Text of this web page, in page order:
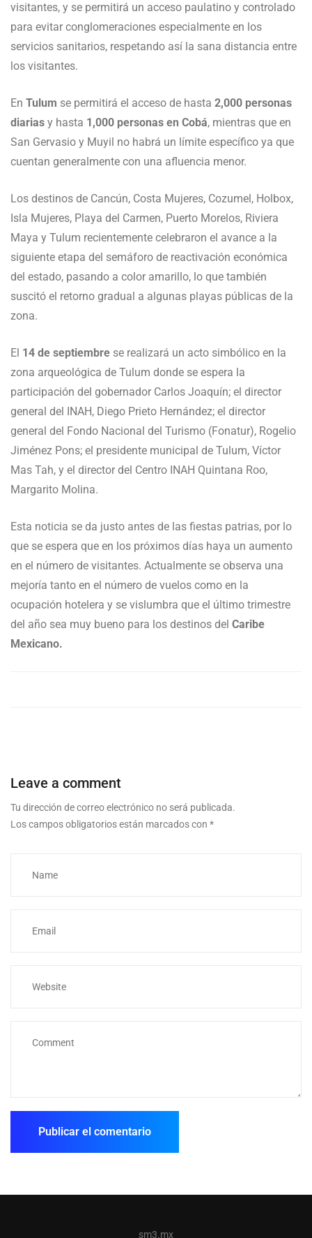
visitantes, y se permitirá un acceso paulatino y controlado
para evitar conglomeraciones especialmente en los
servicios sanitarios, respetando así la sana distancia entre
los visitantes.
En Tulum se permitirá el acceso de hasta 2,000 personas
diarias y hasta 1,000 personas en Cobá, mientras que en
San Gervasio y Muyil no habrá un límite específico ya que
cuentan generalmente con una afluencia menor.
Los destinos de Cancún, Costa Mujeres, Cozumel, Holbox,
Isla Mujeres, Playa del Carmen, Puerto Morelos, Riviera
Maya y Tulum recientemente celebraron el avance a la
siguiente etapa del semáforo de reactivación económica
del estado, pasando a color amarillo, lo que también
suscitó el retorno gradual a algunas playas públicas de la
zona.
El 14 de septiembre se realizará un acto simbólico en la
zona arqueológica de Tulum donde se espera la
participación del gobernador Carlos Joaquín; el director
general del INAH, Diego Prieto Hernández; el director
general del Fondo Nacional del Turismo (Fonatur), Rogelio
Jiménez Pons; el presidente municipal de Tulum, Víctor
Mas Tah, y el director del Centro INAH Quintana Roo,
Margarito Molina.
Esta noticia se da justo antes de las fiestas patrias, por lo
que se espera que en los próximos días haya un aumento
en el número de visitantes. Actualmente se observa una
mejoría tanto en el número de vuelos como en la
ocupación hotelera y se vislumbra que el último trimestre
del año sea muy bueno para los destinos del Caribe
Mexicano.
Leave a comment
Tu dirección de correo electrónico no será publicada.
Los campos obligatorios están marcados con *
sm3.mx